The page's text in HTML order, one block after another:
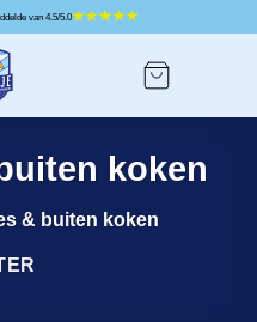
ons met een gemiddelde van 4.5/5.0
koken
& buiten koken